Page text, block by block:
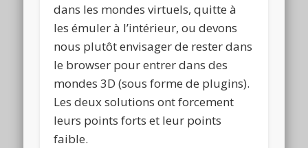
dans les mondes virtuels, quitte à
les émuler à l’intérieur, ou devons
nous plutôt envisager de rester dans
le browser pour entrer dans des
mondes 3D (sous forme de plugins).
Les deux solutions ont forcement
leurs points forts et leur points
faible.